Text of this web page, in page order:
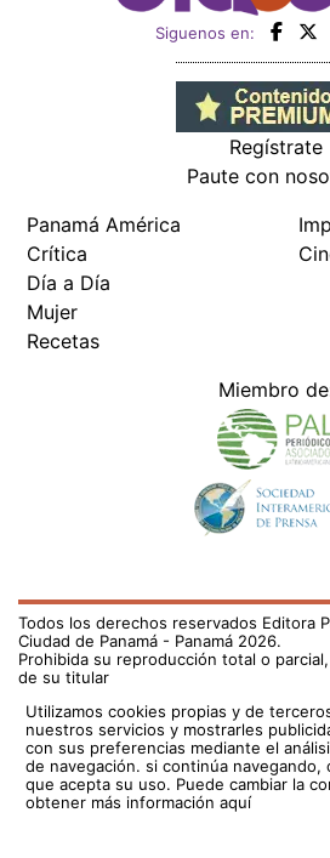
Siguenos en:
Regístrate
Paute con
Panamá América
Crítica
Día a Día
Mujer
Recetas
Miembro
Todos los derechos reservados Editora
Ciudad de Panamá - Panamá 2026.
Prohibida su reproducción total o
de su titular
Utilizamos cookies propias y de
nuestros servicios y mostrarles
con sus preferencias mediante el
de navegación. si continúa navegando,
que acepta su uso. Puede cambiar la
obtener más información aquí